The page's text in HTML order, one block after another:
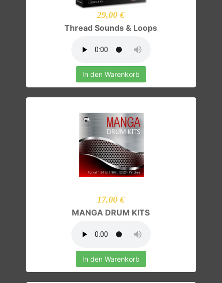
29,00 €
Thread Sounds & Loops
In den Warenkorb
17,00 €
MANGA DRUM KITS
In den Warenkorb